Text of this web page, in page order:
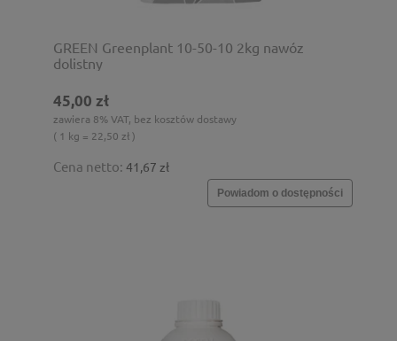
GREEN Greenplant 10-50-10 2kg nawóz
dolistny
45,00 zł
zawiera 8% VAT, bez kosztów dostawy
( 1 kg = 22,50 zł )
Cena netto: 41,67 zł
Powiadom o dostępności